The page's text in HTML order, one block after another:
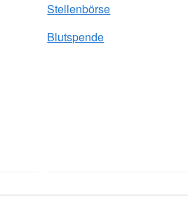
Stellenbörse
Blutspende